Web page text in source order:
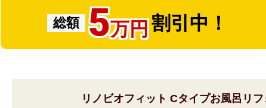
総額 5万円 割引中！
リノビオフィット Cタイプお風呂リ